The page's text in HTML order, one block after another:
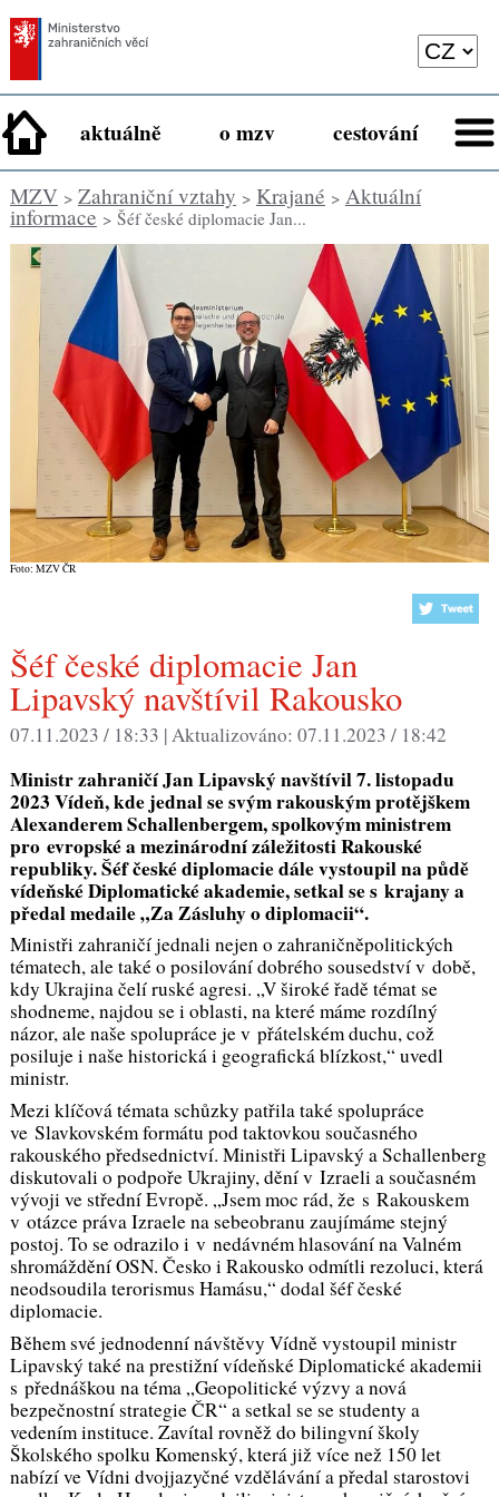
aktuálně o mzv cestování
MZV> Zahraniční vztahy > Krajané > Aktuální
informace > Šéf české diplomacie Jan...
Foto: MZV ČR
Šéf české diplomacie Jan
Lipavský navštívil Rakousko
07.11.2023 / 18:33 |Aktualizováno: 07.11.2023 / 18:42
Ministr zahraničí Jan Lipavský navštívil 7. listopadu
2023 Vídeň, kde jednal se svým rakouským protějškem
Alexanderem Schallenbergem, spolkovým ministrem
pro evropské a mezinárodní záležitosti Rakouské
republiky. Šéf české diplomacie dále vystoupil na půdě
vídeňské Diplomatické akademie, setkal se s krajany a
předal medaile „Za Zásluhy o diplomacii“.
Ministři zahraničí jednali nejen o zahraničněpolitických
tématech, ale také o posilování dobrého sousedství v době,
kdy Ukrajina čelí ruské agresi. „V široké řadě témat se
shodneme, najdou se i oblasti, na které máme rozdílný
názor, ale naše spolupráce je v přátelském duchu, což
posiluje i naše historická i geografická blízkost,“ uvedl
ministr.
Mezi klíčová témata schůzky patřila také spolupráce
ve Slavkovském formátu pod taktovkou současného
rakouského předsednictví. Ministři Lipavský a Schallenberg
diskutovali o podpoře Ukrajiny, dění v Izraeli a současném
vývoji ve střední Evropě. „Jsem moc rád, že s Rakouskem
v otázce práva Izraele na sebeobranu zaujímáme stejný
postoj. To se odrazilo i v nedávném hlasování na Valném
shromáždění OSN. Česko i Rakousko odmítli rezoluci, která
neodsoudila terorismus Hamásu,“ dodal šéf české
diplomacie.
Během své jednodenní návštěvy Vídně vystoupil ministr
Lipavský také na prestižní vídeňské Diplomatické akademii
s přednáškou na téma „Geopolitické výzvy a nová
bezpečnostní strategie ČR“ a setkal se se studenty a
vedením instituce. Zavítal rovněž do bilingvní školy
Školského spolku Komenský, která již více než 150 let
nabízí ve Vídni dvojjazyčné vzdělávání a předal starostovi